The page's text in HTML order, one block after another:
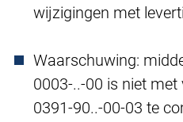
wijzigingen met
Waarschuwing:
0003-..-00 is niet
0391-90..-00-03 te